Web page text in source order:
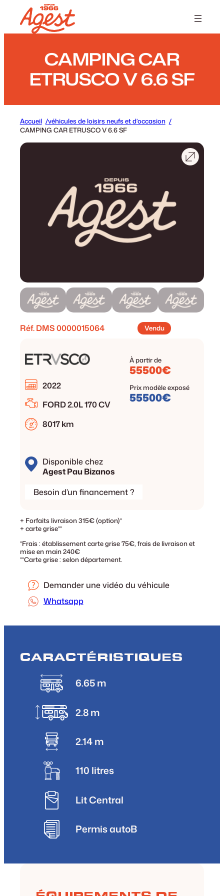
Panneau de gestion des cookies
CAMPING CAR
ETRUSCO V 6.6 SF
Accueil
véhicules de loisirs neufs et d’occasion
CAMPING CAR ETRUSCO V 6.6 SF
Réf. DMS0000015064 Vendu
2022
FORD 2.0L 170 CV
8017 km
À partir de
55500€
Prix modèle exposé
55500€
Disponible chez
Agest Pau Bizanos
Besoin d’un financement ?
+ Forfaits livraison 315€ (option)*
+ carte grise**
*Frais : établissement carte grise 75€, frais de livraison et
mise en main 240€
**Carte grise : selon département.
Demander une vidéo du véhicule
Whatsapp
CARACTÉRISTIQUES
6.65 m
2.8 m
2.14 m
110 litres
Lit Central
Permis autoB